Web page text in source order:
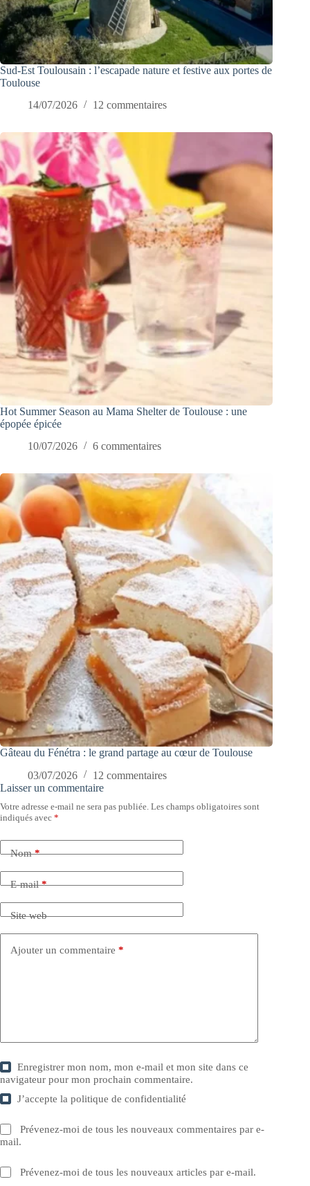
Sud-Est Toulousain : l’escapade nature et festive aux portes de
Toulouse
14/07/2026
12 commentaires
Hot Summer Season au Mama Shelter de Toulouse : une
épopée épicée
10/07/2026
6 commentaires
Gâteau du Fénétra : le grand partage au cœur de Toulouse
03/07/2026
12 commentaires
Laisser un commentaire
Votre adresse e-mail ne sera pas publiée. Les champs obligatoires sont
indiqués avec *
Nom*
E-mail*
Site web
Ajouter un commentaire *
Enregistrer mon nom, mon e-mail et mon site dans ce
navigateur pour mon prochain commentaire.
J’accepte lapolitique de confidentialité
Prévenez-moi de tous les nouveaux commentaires par e-
mail.
Prévenez-moi de tous les nouveaux articles par e-mail.